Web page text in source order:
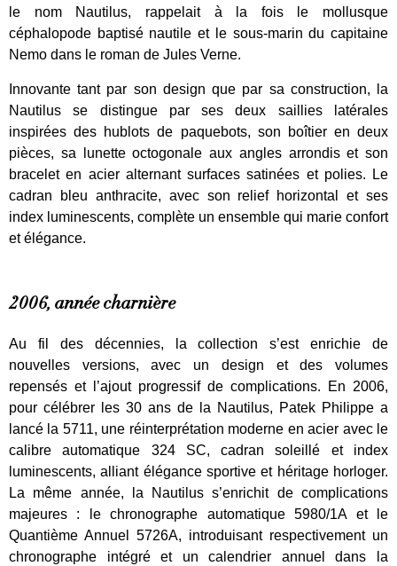
le nom Nautilus, rappelait à la fois le mollusque
céphalopode baptisé nautile et le sous-marin du capitaine
Nemo dans le roman de Jules Verne.
Innovante tant par son design que par sa construction, la
Nautilus se distingue par ses deux saillies latérales
inspirées des hublots de paquebots, son boîtier en deux
pièces, sa lunette octogonale aux angles arrondis et son
bracelet en acier alternant surfaces satinées et polies. Le
cadran bleu anthracite, avec son relief horizontal et ses
index luminescents, complète un ensemble qui marie confort
et élégance.
2006, année charnière
Au fil des décennies, la collection s’est enrichie de
nouvelles versions, avec un design et des volumes
repensés et l’ajout progressif de complications. En 2006,
pour célébrer les 30 ans de la Nautilus, Patek Philippe a
lancé la 5711, une réinterprétation moderne en acier avec le
calibre automatique 324 SC, cadran soleillé et index
luminescents, alliant élégance sportive et héritage horloger.
La même année, la Nautilus s’enrichit de complications
majeures : le chronographe automatique 5980/1A et le
Quantième Annuel 5726A, introduisant respectivement un
chronographe intégré et un calendrier annuel dans la